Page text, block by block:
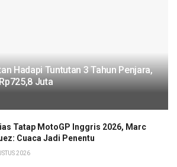
Hadapi Tuntutan 3 Tahun Penjara,
Juta
Tatap MotoGP Inggris 2026, Marc
Cuaca Jadi Penentu
2026